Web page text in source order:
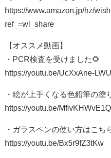
https://www.amazon.jp/hz/
ref_=wl_share
【オススメ動画】
・PCR検査を受けました🌻
https://youtu.be/UcXxAne-LWU
・絵が上手くなる色鉛筆の塗
https://youtu.be/MfivKHWvE1Q
・ガラスペンの使い方はこち
https://youtu.be/Bx5r9fZ3tKw